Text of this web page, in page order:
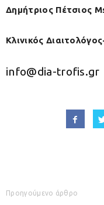
Δημήτριος Πέτσιος
Κλινικός
info@dia-trofis.gr
Προηγούμενο άρθρο